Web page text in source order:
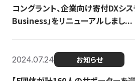
コングラント、企業向け寄付DXシ
Business」をリニューアルしまし...
2024.07.24 お知らせ